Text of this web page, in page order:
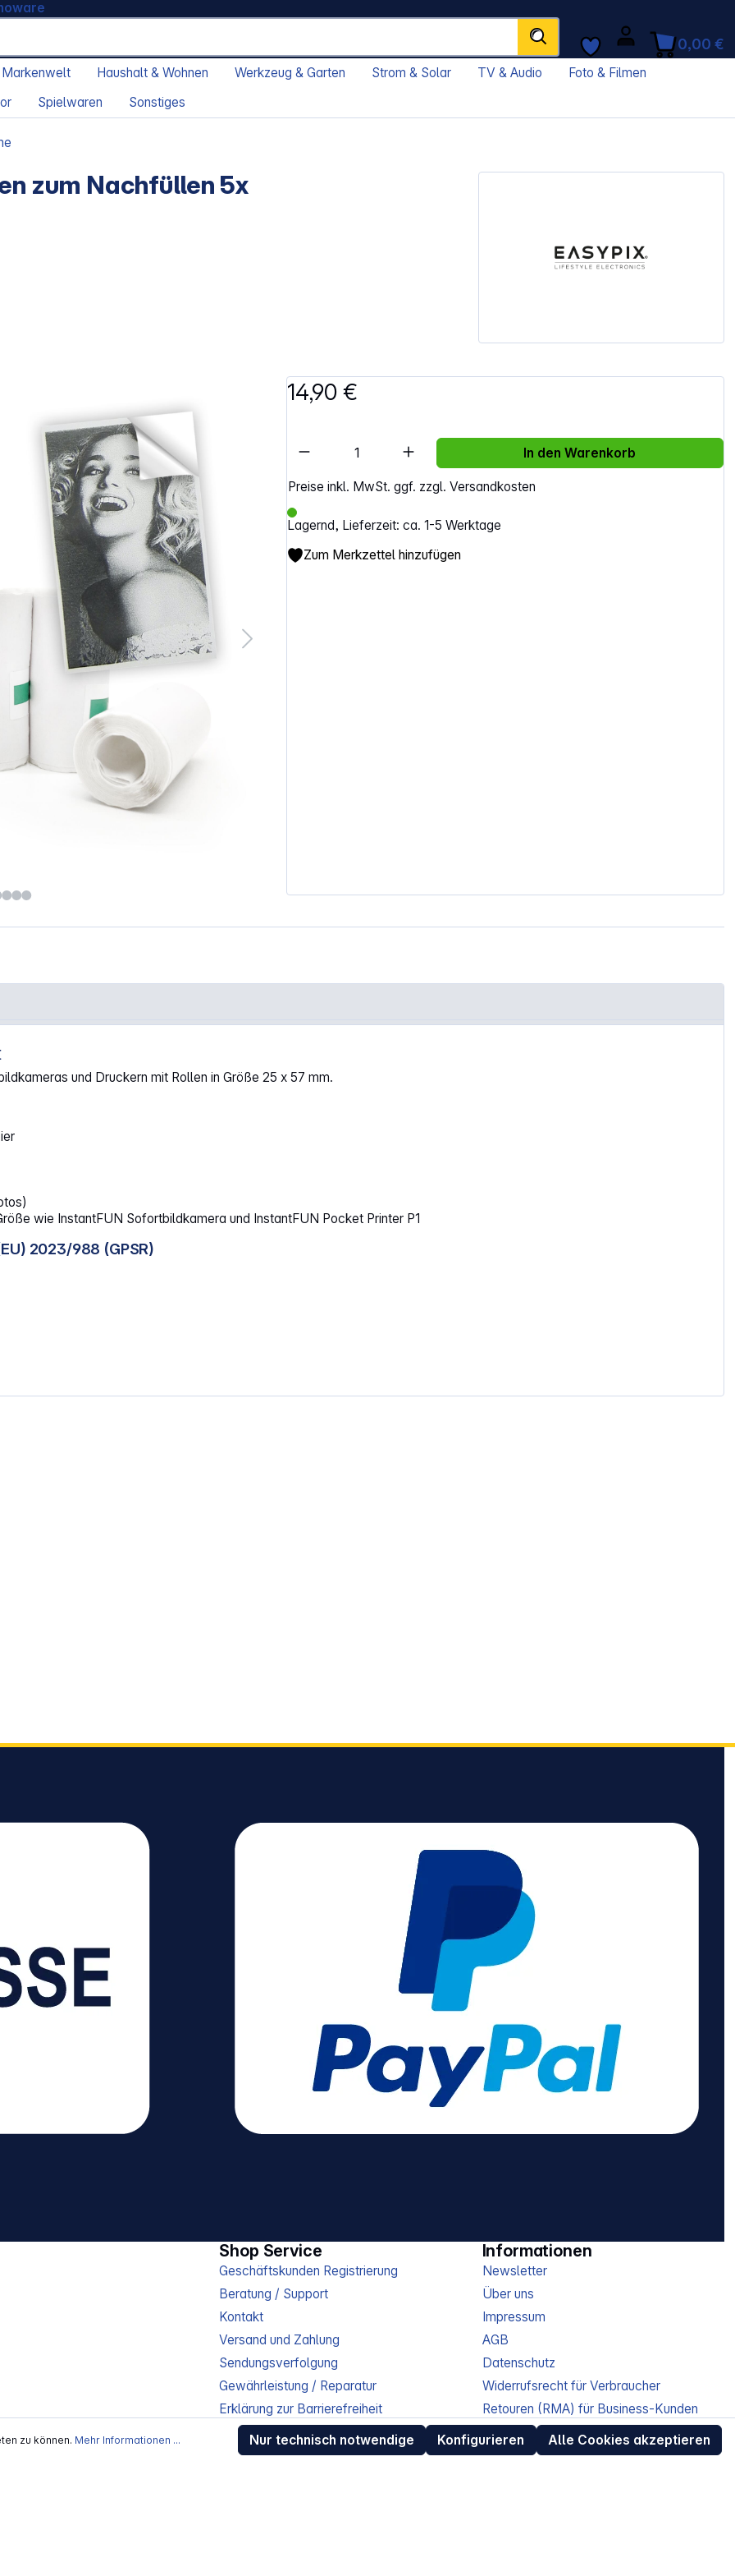
0,00 €
Haushalt & Wohnen Werkzeug & Garten Strom & Solar TV & Audio
Foto & Filmen
Spielwaren Sonstiges
zum Nachfüllen 5x
14,90 €
Preise inkl. MwSt. ggf. zzgl. Versandkosten
Lagernd, Lieferzeit: ca. 1-5 Werktage
Artikel Anzahl: Gib den gewünschten Wert ein
In den Warenkorb
Zum Merkzettel hinzufügen
Nachfüllen 5x"
und Druckern mit Rollen in Größe 25 x 57 mm.
wie InstantFUN Sofortbildkamera und InstantFUN Pocket Printer P1
2023/988 (GPSR)
Shop Service
Geschäftskunden Registrierung
Beratung / Support
Kontakt
Versand und Zahlung
Sendungsverfolgung
Gewährleistung / Reparatur
Erklärung zur Barrierefreiheit
Download-Center
Jobs
Informationen
Newsletter
Über uns
Impressum
AGB
Datenschutz
Widerrufsrecht für Verbraucher
Retouren (RMA) für Business-Kunden
Entsorgungshinweise /
Altgeräterücknahme
zu können. Mehr Informationen ... Nur technisch notwendige Konfigurieren Alle Cookies akzeptieren